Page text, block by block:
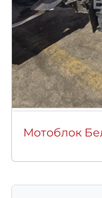
Мотоблок